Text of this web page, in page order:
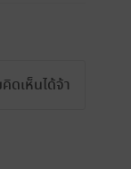
ดเห็นได้จ้า